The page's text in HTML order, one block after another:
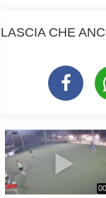
LASCIA CHE